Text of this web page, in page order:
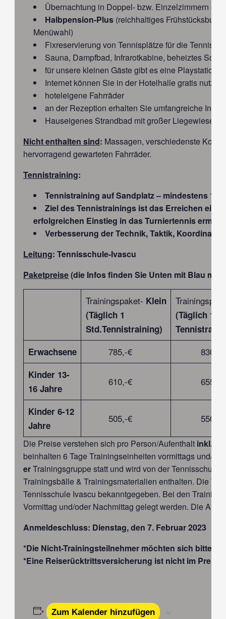
Übernachtung in Doppel- bzw. Einzelzimmern
Halbpension-Plus (reichhaltiges
Menüwahl)
Fixreservierung von Tennisplätze für die
Sauna, Dampfbad, Infrarotkabine, beheiztes
für unsere kleinen Gäste gibt es eine Playstation
Internet können Sie in der Hotelhalle gratis nutzen
hoteleigene Fahrräder
an der Rezeption erhalten Sie umfangreiche
Hauseigenes Strandbad mit großer Liegewiese,
Nicht enthalten sind: Massagen, verschiedenste
hervorragend gewarteten Fahrräder.
Tennistraining:
Tennistraining auf Sandplatz – mindestens 1
Ziel des Tennistrainings ist das Erreichen
erfolgreichen Einstieg in das Turniertennis
Verbesserung der Technik, Taktik,
Leitung: Tennisschule-Ivascu
Paketpreise(die Infos finden Sie Unten mit Blau
Trainingspaket- Klein
(Täglich 1
Std.Tennistraining)
(Täglich 1,5
Erwachsene
785,-€ 830,-€
Kinder 13-
16 Jahre
610,-€ 655,-€
Kinder 6-12
Jahre
505,-€ 550,-€
Die Preise verstehen sich pro Person/Aufenthalt inkl.
beinhalten 6 Tage Trainingseinheiten vormittags und/
erTrainingsgruppe statt und wird von der Tennisschule
Trainingsbälle & Trainingsmaterialien enthalten. Die
Tennisschule Ivascu bekanntgegeben. Bei den
Vormittag und/oder Nachmittag gelegt werden. Die
Anmeldeschluss: Dienstag, den 7. Februar 2023
*Die Nicht-Trainingsteilnehmer möchten sich bitte
*Eine Reiserücktrittsversicherung ist nicht im Preis
Zum Kalender hinzufügen